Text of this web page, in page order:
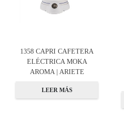
1358 CAPRI CAFETERA
ELÉCTRICA MOKA
AROMA | ARIETE
LEER MÁS